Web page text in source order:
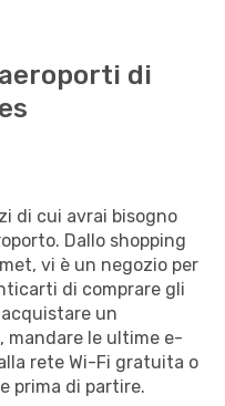
di
di cui avrai bisogno
Dallo shopping
vi è un negozio per
di comprare gli
un
mandare le ultime e-
rete Wi-Fi gratuita o
prima di partire.